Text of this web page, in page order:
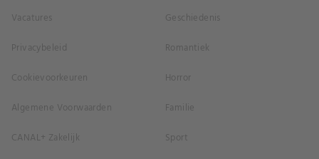
Vacatures
Privacybeleid
Cookievoorkeuren
Algemene Voorwaarden
CANAL+ Zakelijk
Geschiedenis
Romantiek
Horror
Familie
Sport